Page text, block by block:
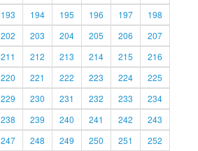
193 194 195 196 197
198
202 203 204 205 206
207
211 212 213 214 215
216
220 221 222 223 224
225
229 230 231 232 233
234
238 239 240 241 242
243
247 248 249 250 251 252